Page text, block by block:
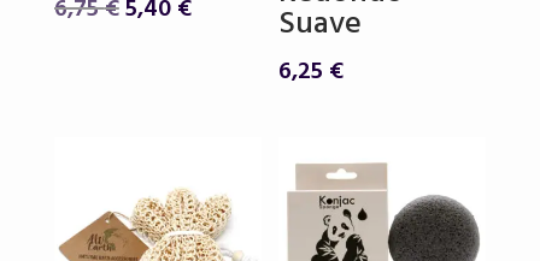
6,75€El
5,40€El
Suave
6,25 €